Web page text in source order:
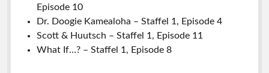
Episode 10
Dr. Doogie Kamealoha – Staffel 1, Episode 4
Scott & Huutsch – Staffel 1, Episode 11
What If…? – Staffel 1, Episode 8